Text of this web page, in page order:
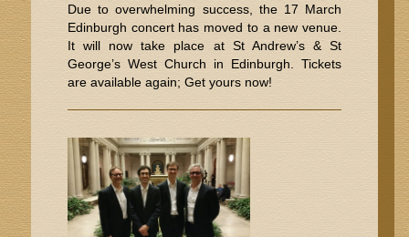
Due to overwhelming success, the 17 March
Edinburgh concert has moved to a new venue.
It will now take place at St Andrew’s & St
George’s West Church in Edinburgh. Tickets
are available again; Get yours now!